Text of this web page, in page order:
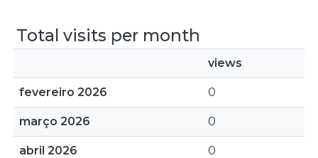
Total visits per month
views
fevereiro 2026 0
março 2026 0
abril 2026 0